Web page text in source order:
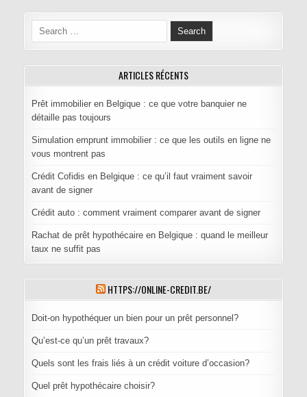
Search for:
ARTICLES RÉCENTS
Prêt immobilier en Belgique : ce que votre banquier ne
détaille pas toujours
Simulation emprunt immobilier : ce que les outils en ligne ne
vous montrent pas
Crédit Cofidis en Belgique : ce qu’il faut vraiment savoir
avant de signer
Crédit auto : comment vraiment comparer avant de signer
Rachat de prêt hypothécaire en Belgique : quand le meilleur
taux ne suffit pas
HTTPS://ONLINE-CREDIT.BE/
Doit-on hypothéquer un bien pour un prêt personnel?
Qu’est-ce qu’un prêt travaux?
Quels sont les frais liés à un crédit voiture d’occasion?
Quel prêt hypothécaire choisir?